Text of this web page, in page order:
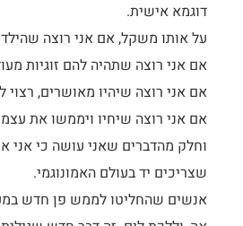
דוגמא אישית.
על אותו משקל, אם אני רוצה
אם אני רוצה שתהיה להם זוגיות
אם אני רוצה שיהיו מאושרים, רצוי
אם אני רוצה שיחיו ויממשו את
וחלק מהדברים שאני עושה כי אני
שצריכים יד בעולם האמונוגמי.
אנשים שהחליטו לממש פן חדש